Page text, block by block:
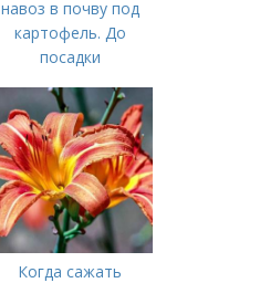
навоз в почву под
картофель. До
посадки
Когда сажать